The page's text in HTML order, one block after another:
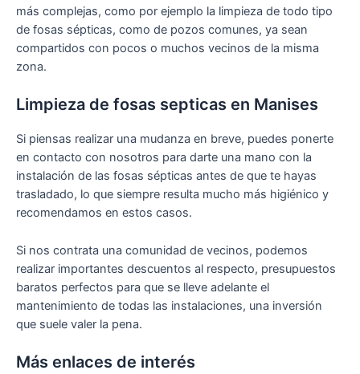
más complejas, como por ejemplo la limpieza de todo tipo
de fosas sépticas, como de pozos comunes, ya sean
compartidos con pocos o muchos vecinos de la misma
zona.
Limpieza de fosas septicas en Manises
Si piensas realizar una mudanza en breve, puedes ponerte
en contacto con nosotros para darte una mano con la
instalación de las fosas sépticas antes de que te hayas
trasladado, lo que siempre resulta mucho más higiénico y
recomendamos en estos casos.
Si nos contrata una comunidad de vecinos, podemos
realizar importantes descuentos al respecto, presupuestos
baratos perfectos para que se lleve adelante el
mantenimiento de todas las instalaciones, una inversión
que suele valer la pena.
Más enlaces de interés